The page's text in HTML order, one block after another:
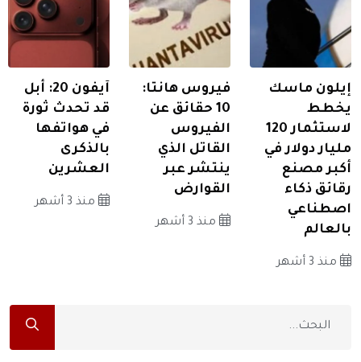
إيلون ماسك
يخطط
لاستثمار 120
مليار دولار في
أكبر مصنع
رقائق ذكاء
اصطناعي
بالعالم
منذ 3 أشهر
فيروس هانتا:
10 حقائق عن
الفيروس
القاتل الذي
ينتشر عبر
القوارض
منذ 3 أشهر
آيفون 20: أبل
قد تحدث ثورة
في هواتفها
بالذكرى
العشرين
منذ 3 أشهر